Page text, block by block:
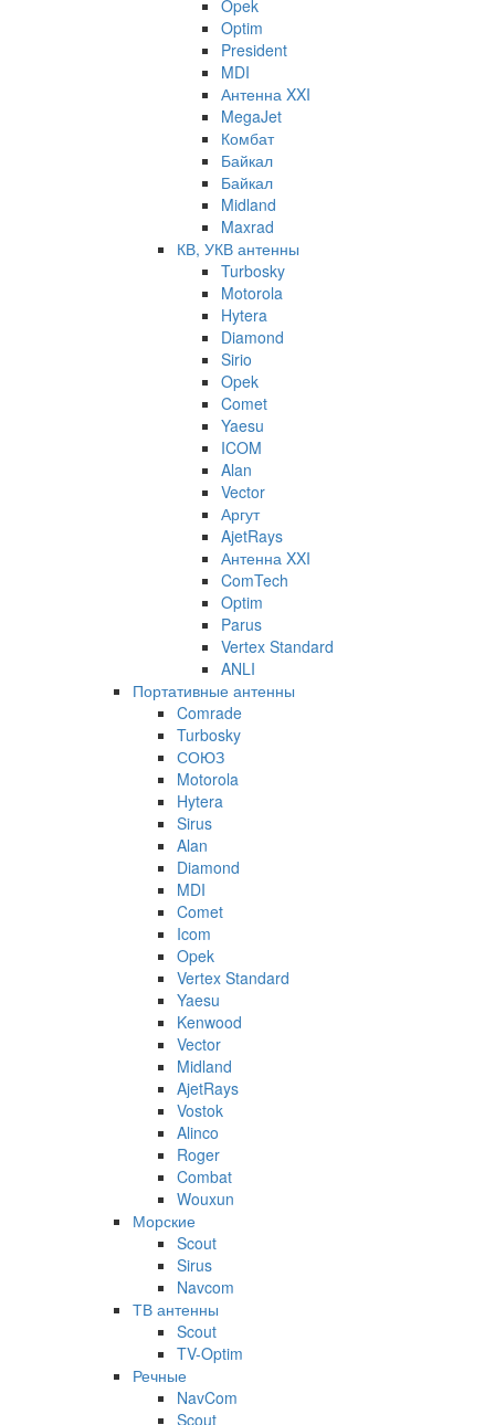
Opek
Optim
President
MDI
Антенна XXI
MegaJet
Комбат
Байкал
Байкал
Midland
Maxrad
КВ, УКВ антенны
Turbosky
Motorola
Hytera
Diamond
Sirio
Opek
Comet
Yaesu
ICOM
Alan
Vector
Аргут
AjetRays
Антенна XXI
ComTech
Optim
Parus
Vertex Standard
ANLI
Портативные антенны
Comrade
Turbosky
СОЮЗ
Motorola
Hytera
Sirus
Alan
Diamond
MDI
Comet
Icom
Opek
Vertex Standard
Yaesu
Kenwood
Vector
Midland
AjetRays
Vostok
Alinco
Roger
Combat
Wouxun
Морские
Scout
Sirus
Navcom
ТВ антенны
Scout
TV-Optim
Речные
NavCom
Scout